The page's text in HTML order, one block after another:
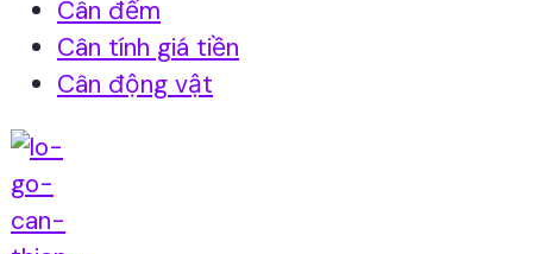
Cân đếm
Cân tính giá tiền
Cân động vật